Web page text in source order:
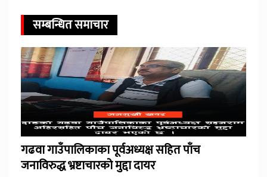
सम्बन्धित समाचार
गढवा गाउँपालिकाका पूर्वअध्यक्ष सहित पाँच
जनाविरुद्ध भ्रष्टाचारको मुद्दा दायर